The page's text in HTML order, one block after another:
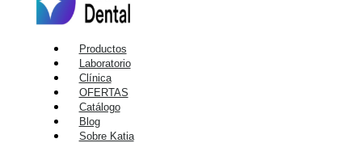
Productos
Laboratorio
Clínica
OFERTAS
Catálogo
Blog
Sobre Katia